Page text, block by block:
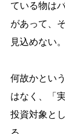
ている物は
があって、
見込めない。
何故かとい
はなく、「
投資対象と